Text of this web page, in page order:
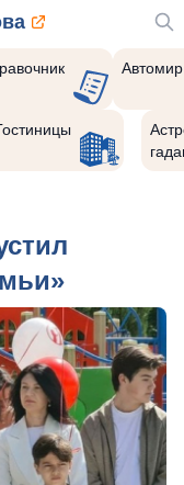
Автомир